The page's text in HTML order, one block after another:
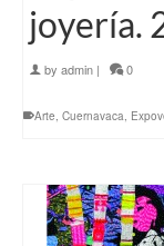
joyería.
by admin | 0
Arte, Cuernavaca,